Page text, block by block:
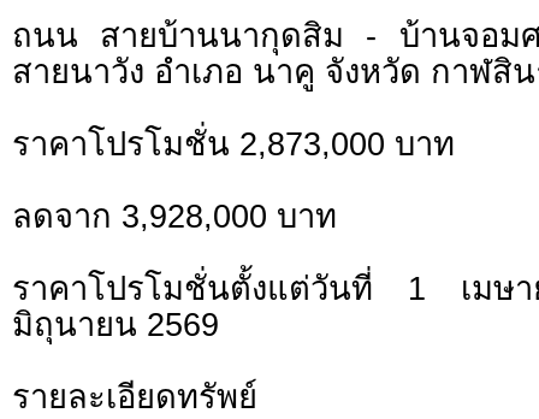
ถนน สายบ้านนากุดสิม - บ้านจอมศ
สายนาวัง อำเภอ นาคู จังหวัด กาฬสิ
ราคาโปรโมชั่น 2,873,000 บาท
ลดจาก 3,928,000 บาท
ราคาโปรโมชั่นตั้งแต่วันที่ 1 เม
มิถุนายน 2569
รายละเอียดทรัพย์